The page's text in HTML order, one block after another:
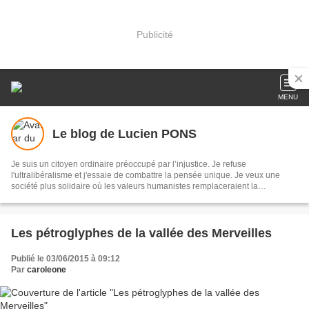
Publicité
MENU
Le blog de Lucien PONS
Je suis un citoyen ordinaire préoccupé par l’injustice. Je refuse
l'ultralibéralisme et j'essaie de combattre la pensée unique. Je veux une
société plus solidaire où les valeurs humanistes remplaceraient la
choqué de voir s’installer l’école néolibérale en lieu et place de l’école
de le défendre
Les pétroglyphes de la vallée des Merveilles
Publié le 03/06/2015 à 09:12
Par caroleone